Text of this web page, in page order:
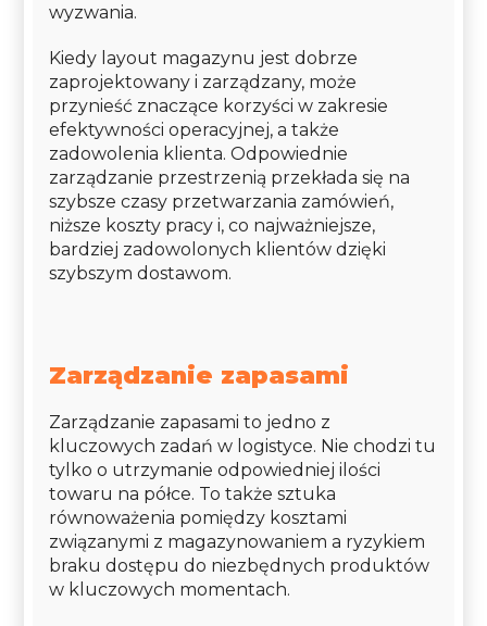
wyzwania.
Kiedy layout magazynu jest dobrze
zaprojektowany i zarządzany, może
przynieść znaczące korzyści w zakresie
efektywności operacyjnej, a także
zadowolenia klienta. Odpowiednie
zarządzanie przestrzenią przekłada się na
szybsze czasy przetwarzania zamówień,
niższe koszty pracy i, co najważniejsze,
bardziej zadowolonych klientów dzięki
szybszym dostawom.
Zarządzanie zapasami
Zarządzanie zapasami to jedno z
kluczowych zadań w logistyce. Nie chodzi tu
tylko o utrzymanie odpowiedniej ilości
towaru na półce. To także sztuka
równoważenia pomiędzy kosztami
związanymi z magazynowaniem a ryzykiem
braku dostępu do niezbędnych produktów
w kluczowych momentach.